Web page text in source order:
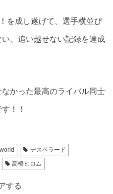
を成し遂げて、選手横並び
、追い越せない記録を達成
かった最高のライバル同士
！！
デスペラード
高橋ヒロム
する